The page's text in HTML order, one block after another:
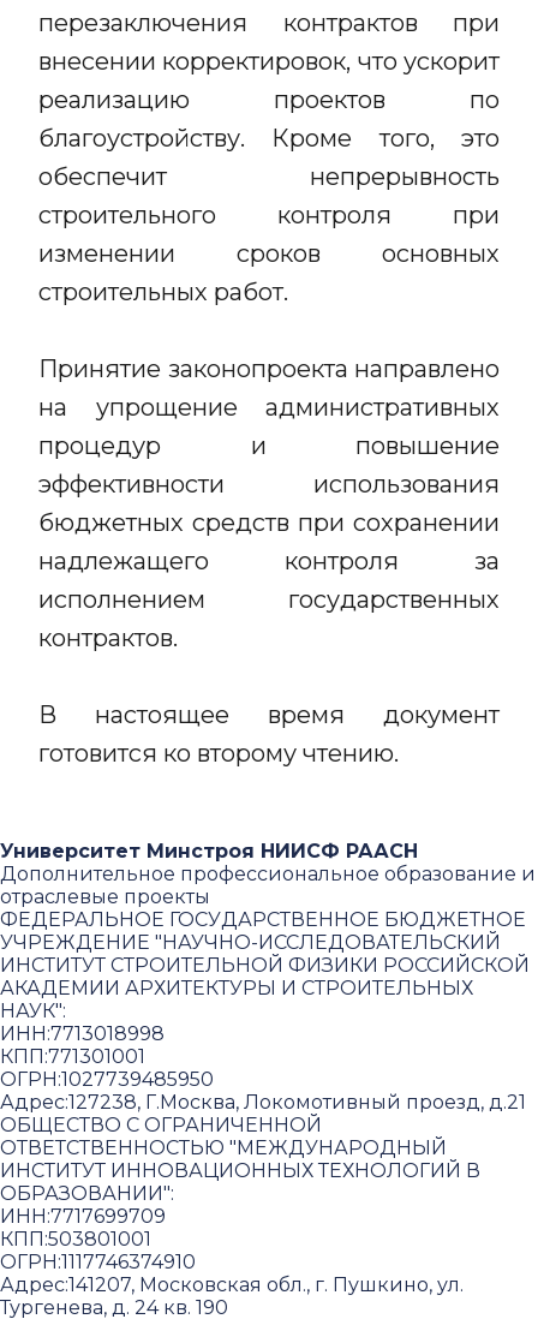
перезаключения контрактов при
внесении корректировок, что ускорит
реализацию проектов по
благоустройству. Кроме того, это
обеспечит непрерывность
строительного контроля при
изменении сроков основных
строительных работ.
Принятие законопроекта направлено
на упрощение административных
процедур и повышение
эффективности использования
бюджетных средств при сохранении
надлежащего контроля за
исполнением государственных
контрактов.
В настоящее время документ
готовится ко второму чтению.
Университет Минстроя НИИСФ РААСН
Дополнительное профессиональное образование и
отраслевые проекты
ФЕДЕРАЛЬНОЕ ГОСУДАРСТВЕННОЕ БЮДЖЕТНОЕ
УЧРЕЖДЕНИЕ "НАУЧНО-ИССЛЕДОВАТЕЛЬСКИЙ
ИНСТИТУТ СТРОИТЕЛЬНОЙ ФИЗИКИ РОССИЙСКОЙ
АКАДЕМИИ АРХИТЕКТУРЫ И СТРОИТЕЛЬНЫХ
НАУК":
ИНН:7713018998
КПП:771301001
ОГРН:1027739485950
Адрес:127238, Г.Москва, Локомотивный проезд, д.21
ОБЩЕСТВО С ОГРАНИЧЕННОЙ
ОТВЕТСТВЕННОСТЬЮ "МЕЖДУНАРОДНЫЙ
ИНСТИТУТ ИННОВАЦИОННЫХ ТЕХНОЛОГИЙ В
ОБРАЗОВАНИИ":
ИНН:7717699709
КПП:503801001
ОГРН:1117746374910
Адрес:141207, Московская обл., г. Пушкино, ул.
Тургенева, д. 24 кв. 190